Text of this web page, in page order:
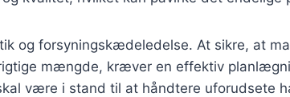
og forsyningskædeledelse. At sikre, at
mængde, kræver en effektiv
være i stand til at håndtere uforudsete